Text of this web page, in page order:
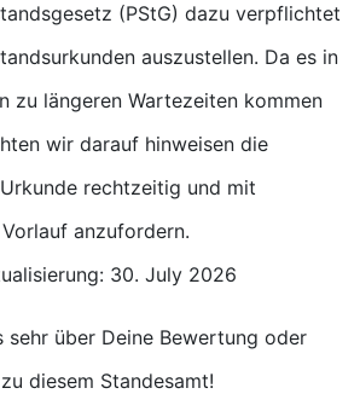
(PStG) dazu verpflichtet
auszustellen. Da es in
zu längeren Wartezeiten kommen
wir darauf hinweisen die
rechtzeitig und mit
anzufordern.
30. July 2026
sehr über Deine Bewertung oder
zu diesem Standesamt!